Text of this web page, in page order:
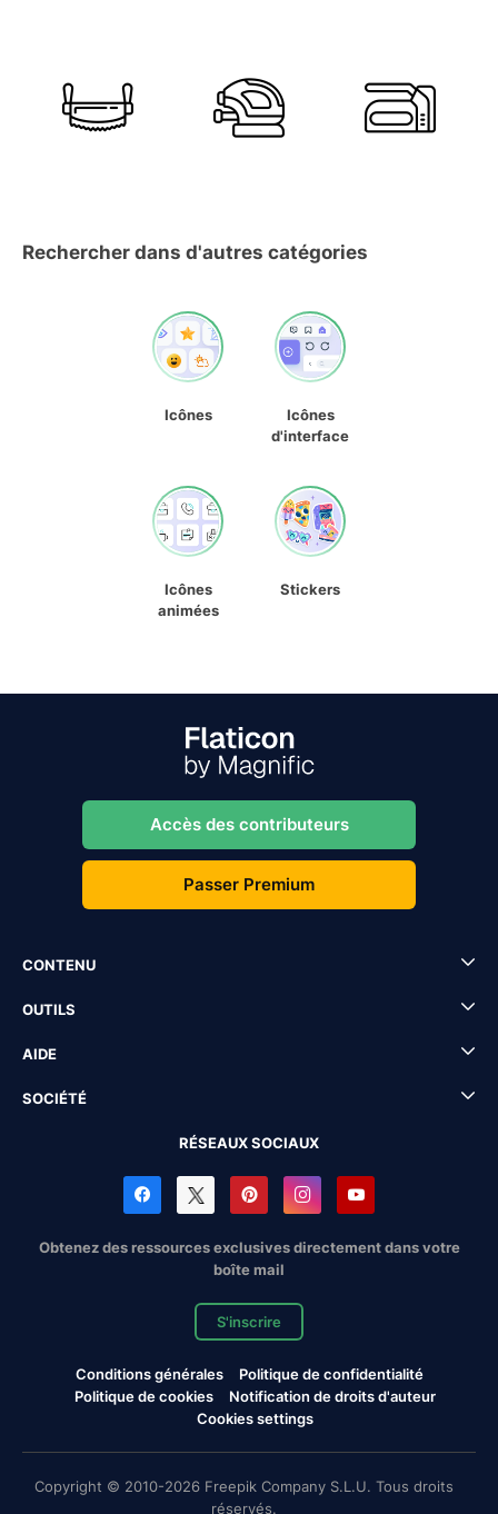
Rechercher dans d'autres catégories
Icônes
Icônes
d'interface
Icônes
animées
Stickers
Accès des contributeurs
Passer Premium
CONTENU
OUTILS
AIDE
SOCIÉTÉ
RÉSEAUX SOCIAUX
Obtenez des ressources exclusives directement dans votre
boîte mail
S'inscrire
Conditions générales
Politique de confidentialité
Politique de cookies
Notification de droits d'auteur
Cookies settings
Copyright © 2010-2026 Freepik Company S.L.U. Tous droits
réservés.